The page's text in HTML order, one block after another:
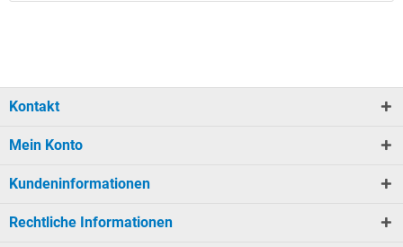
Kontakt
Mein Konto
Kundeninformationen
Rechtliche Informationen